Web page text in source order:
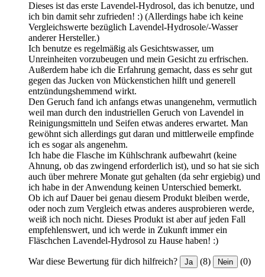
Dieses ist das erste Lavendel-Hydrosol, das ich benutze, und
ich bin damit sehr zufrieden! :) (Allerdings habe ich keine
Vergleichswerte bezüglich Lavendel-Hydrosole/-Wasser
anderer Hersteller.)
Ich benutze es regelmäßig als Gesichtswasser, um
Unreinheiten vorzubeugen und mein Gesicht zu erfrischen.
Außerdem habe ich die Erfahrung gemacht, dass es sehr gut
gegen das Jucken von Mückenstichen hilft und generell
entzündungshemmend wirkt.
Den Geruch fand ich anfangs etwas unangenehm, vermutlich
weil man durch den industriellen Geruch von Lavendel in
Reinigungsmitteln und Seifen etwas anderes erwartet. Man
gewöhnt sich allerdings gut daran und mittlerweile empfinde
ich es sogar als angenehm.
Ich habe die Flasche im Kühlschrank aufbewahrt (keine
Ahnung, ob das zwingend erforderlich ist), und so hat sie sich
auch über mehrere Monate gut gehalten (da sehr ergiebig) und
ich habe in der Anwendung keinen Unterschied bemerkt.
Ob ich auf Dauer bei genau diesem Produkt bleiben werde,
oder noch zum Vergleich etwas anderes ausprobieren werde,
weiß ich noch nicht. Dieses Produkt ist aber auf jeden Fall
empfehlenswert, und ich werde in Zukunft immer ein
Fläschchen Lavendel-Hydrosol zu Hause haben! :)
War diese Bewertung für dich hilfreich? Ja (8) Nein (0)